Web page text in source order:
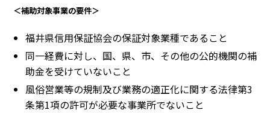
＜補助対象事業の要件＞
福井県信用保証協会の保証対象業種であること
同一経費に対し、国、県、市、その他の公的機関の補
助金を受けていないこと
風俗営業等の規制及び業務の適正化に関する法律第3
条第1項の許可が必要な事業所でないこと